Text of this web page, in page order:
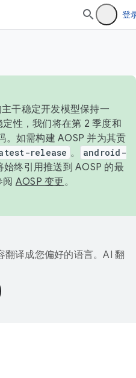
登
干稳定开发模型保持一
性，我们将在第 2 季度和
。如需构建 AOSP 并为其贡
release 。
android-
始终引用推送到 AOSP 的最
AOSP 变更。
译成您偏好的语言。AI 翻